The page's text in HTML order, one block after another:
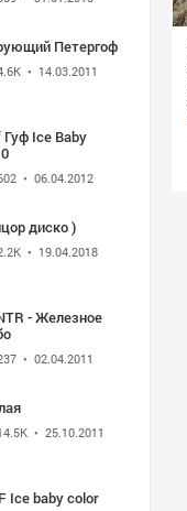
Петергоф
• 14.03.2011
Гуф Ice Baby
• 06.04.2012
диско )
• 19.04.2018
- Железное
• 02.04.2011
• 25.10.2011
Ice baby color